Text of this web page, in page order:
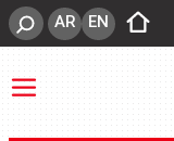
EN
AR